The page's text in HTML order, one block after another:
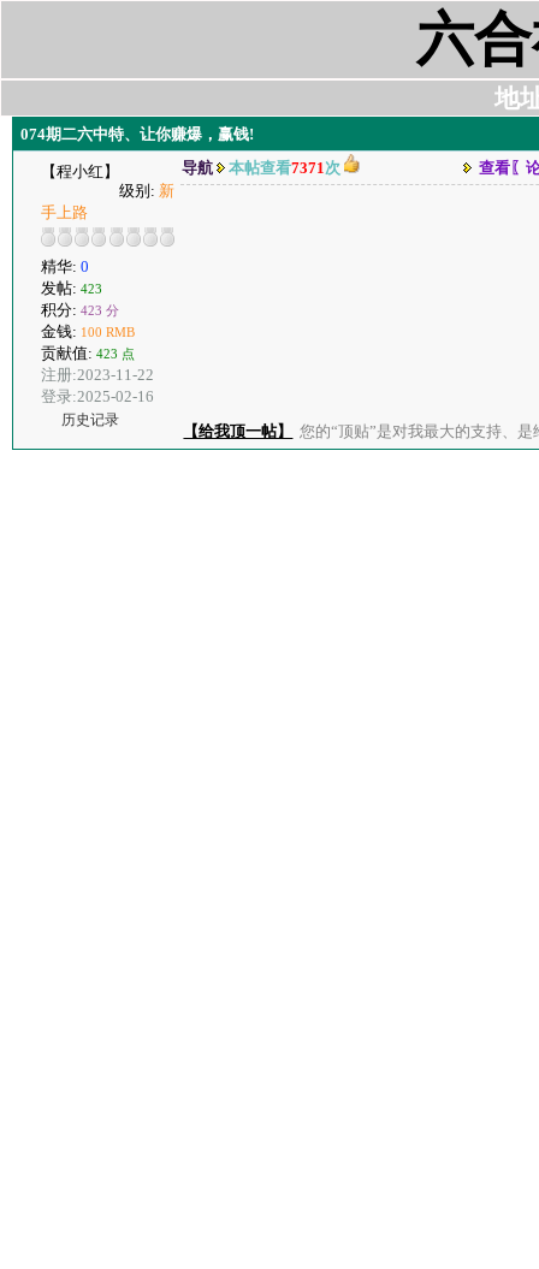
六
地
074期二六中特、让你赚爆，赢钱!
【程小红】
级别: 新
手上路
精华: 0
发帖: 423
积分: 423 分
金钱: 100 RMB
贡献值: 423 点
注册:2023-11-22
登录:2025-02-16
历史记录
导航 本帖查看7371次 查看〖
【给我顶一帖】 您的“顶贴”是对我最大的支持、